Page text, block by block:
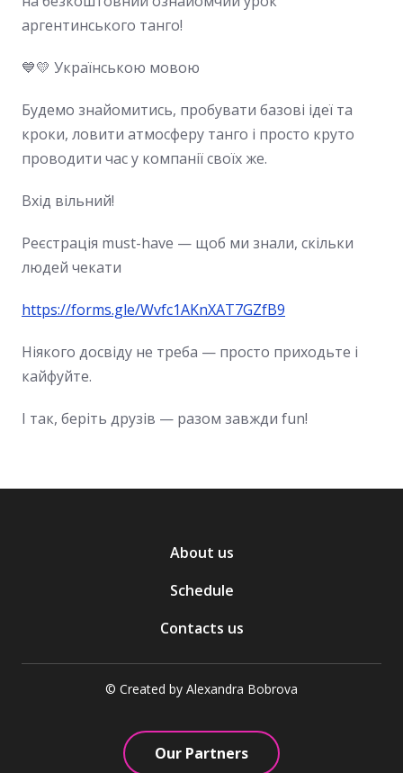
аргентинського танго!
💙💛 Українською мовою
Будемо знайомитись, пробувати базові ідеї та
кроки, ловити атмосферу танго і просто круто
проводити час у компанії своїх же.
Вхід вільний!
Реєстрація must-have — щоб ми знали, скільки
людей чекати
https://forms.gle/Wvfc1AKnXAT7GZfB9
Ніякого досвіду не треба — просто приходьте і
кайфуйте.
І так, беріть друзів — разом завжди fun!
About us
Schedule
Contacts us
© Created by Alexandra Bobrova
Our Partners